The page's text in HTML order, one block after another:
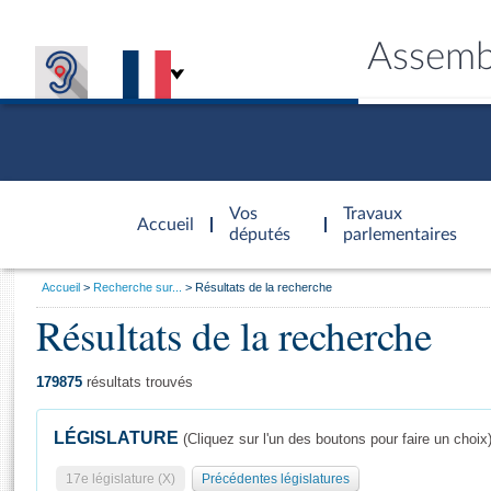
Accueil
d'accueil
Vos
députés
Travaux
parlementaires
Général
Vous
Accueil Recherche sur... Résultats de la recherche
Résultats de la recherche
179875 résultats trouvés
LÉGISLATURE (Cliquez sur l'un des boutons pour faire un choix)
17e législature (X) Précédentes législatures